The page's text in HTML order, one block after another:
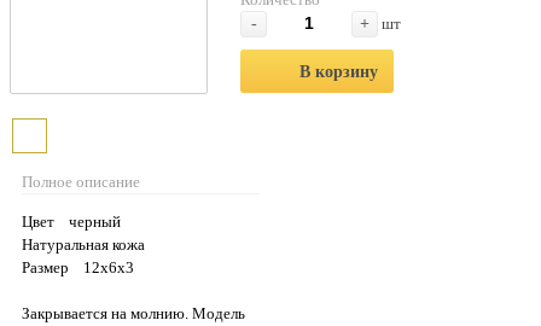
-
+ шт
В корзину
Полное описание
Цвет черный
Натуральная кожа
Размер 12x6x3
Закрывается на молнию. Модель